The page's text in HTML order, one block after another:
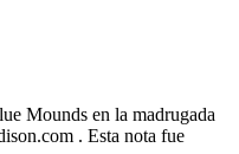
Mounds en la madrugada
. Esta nota fue